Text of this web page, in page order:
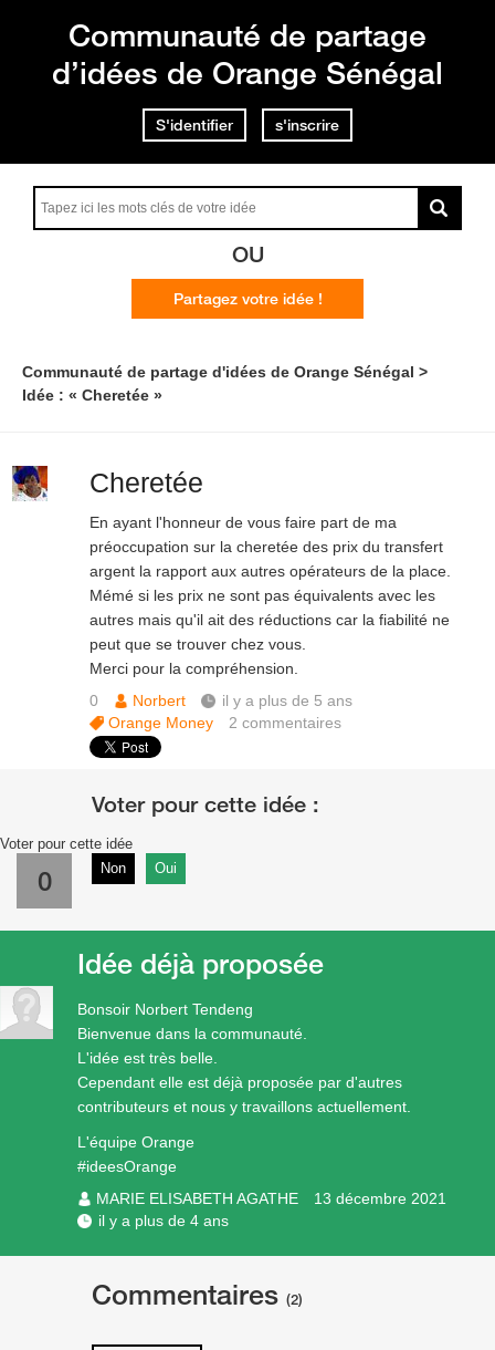
Communauté de partage
d’idées de Orange Sénégal
S'identifier s'inscrire
OU
Partagez votre idée !
Communauté de partage d'idées de Orange Sénégal
Idée : « Cheretée »
Cheretée
En ayant l'honneur de vous faire part de ma
préoccupation sur la cheretée des prix du transfert
argent la rapport aux autres opérateurs de la place.
Mémé si les prix ne sont pas équivalents avec les
autres mais qu'il ait des réductions car la fiabilité ne
peut que se trouver chez vous.
Merci pour la compréhension.
0
Norbert
il y a plus de 5 ans
Orange Money
2commentaires
Voter pour cette idée
0 Non Oui
Bonsoir Norbert Tendeng
Bienvenue dans la communauté.
L'idée est très belle.
Cependant elle est déjà proposée par d'autres
contributeurs et nous y travaillons actuellement.
L'équipe Orange
#ideesOrange
MARIE ELISABETH AGATHE
13 décembre 2021
il y a plus de 4 ans
Idée déjà proposée
Commentaires (2)